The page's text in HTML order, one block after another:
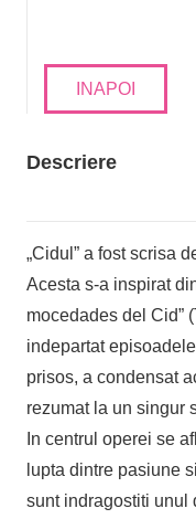
INAPOI
Descriere
„Cidul” a fost scrisa
Acesta s-a inspirat
mocedades del Cid”
indepartat
prisos, a condensat
rezumat la un singur
In centrul operei se
lupta dintre pasiune
sunt indragostiti unul